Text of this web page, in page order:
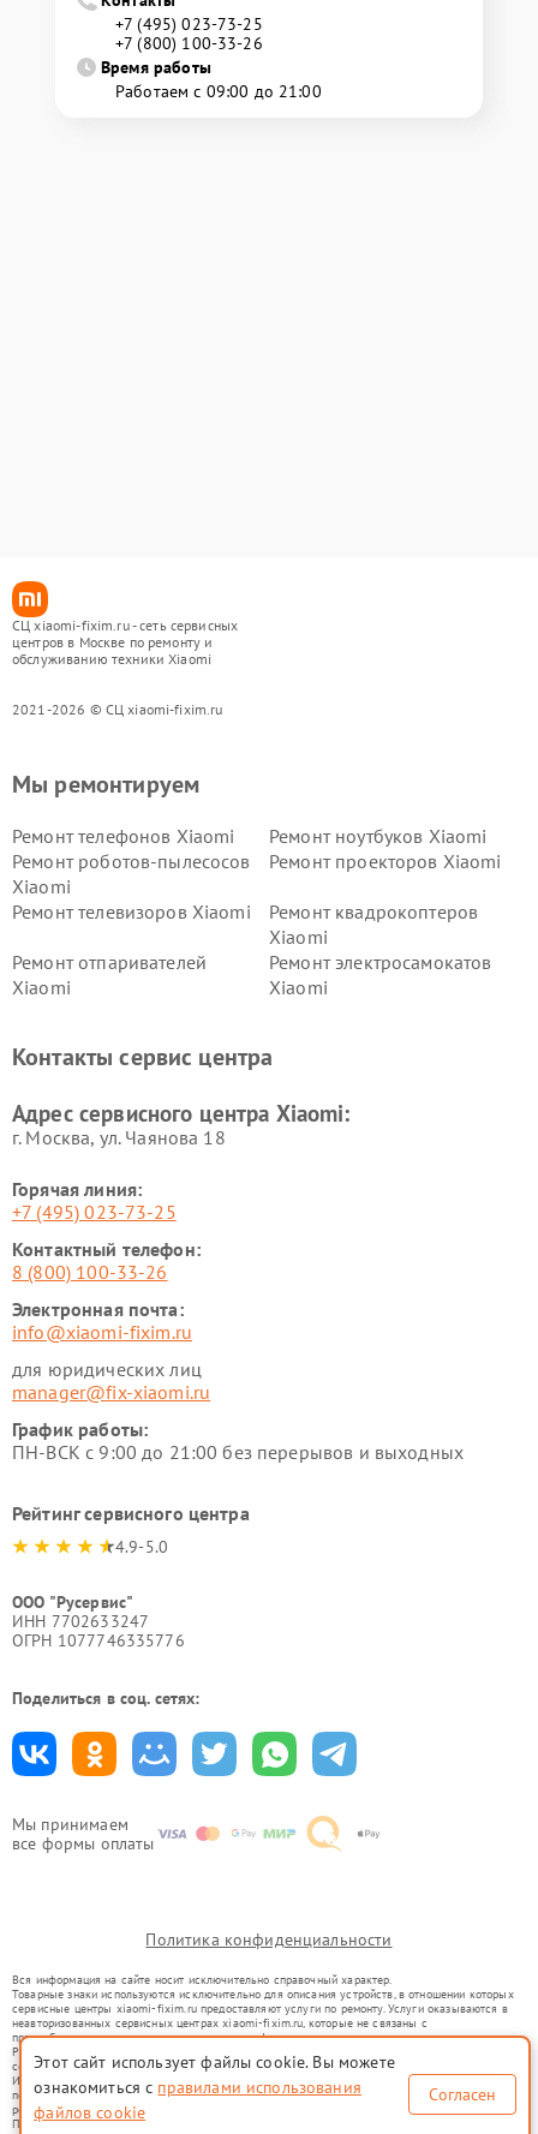
+7 (495) 023-73-25
+7 (800) 100-33-26
Время работы
Работаем с 09:00 до 21:00
СЦ xiaomi-fixim.ru - сеть сервисных
центров в Москве по ремонту и
обслуживанию техники Xiaomi
2021-2026 © СЦ xiaomi-fixim.ru
Мы принимаем
все формы оплаты
Мы ремонтируем
Ремонт телефонов Xiaomi
Ремонт ноутбуков Xiaomi
Ремонт роботов-пылесосов
Xiaomi
Ремонт проекторов Xiaomi
Ремонт телевизоров Xiaomi
Ремонт квадрокоптеров
Xiaomi
Ремонт отпаривателей
Xiaomi
Ремонт электросамокатов
Xiaomi
Ремонт стиральных машин
Ремонт смарт-часов Xiaomi
Контакты сервис центра
Адрес сервисного центра Xiaomi:
г. Москва, ул. Чаянова 18
Горячая линия:
+7 (495) 023-73-25
Контактный телефон:
8 (800) 100-33-26
Электронная почта:
info@xiaomi-fixim.ru
для юридических лиц
manager@fix-xiaomi.ru
График работы:
ПН-ВСК с 9:00 до 21:00 без перерывов и выходных
Рейтинг сервисного центра
4.9-5.0
ООО "Русервис"
ИНН 7702633247
ОГРН 1077746335776
Поделиться в соц. сетях:
Политика конфиденциальности
Вся информация на сайте носит исключительно справочный характер.
Товарные знаки используются исключительно для описания устройств, в отношении которых
сервисные центры xiaomi-fixim.ru предоставляют услуги по ремонту. Услуги оказываются в
неавторизованных сервисных центрах xiaomi-fixim.ru, которые не связаны с
правообладателями товарных знаков или их официальными представителями.
Ремонт осуществляется для устройств, уже введенных в гражданский оборот в соответствии
со статьей 1487 ГК РФ.
Использование товарных знаков не преследует цели индивидуализации услуг или введения
потребителей в заблуждение, а служит для информирования о предоставляемых услугах по
ремонту техники указанных брендов.
Представленная на сайте информация не является публичной офертой, определяемой
Этот сайт использует файлы cookie. Вы можете
ознакомиться с правилами использования
файлов cookie
Согласен